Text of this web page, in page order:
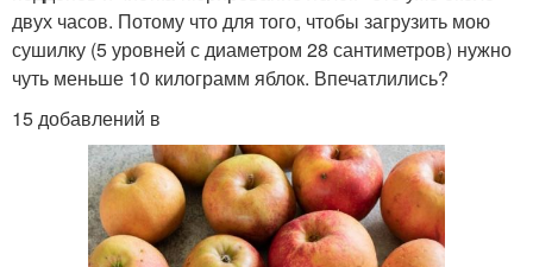
двух часов. Потому что для того, чтобы загрузить мою
сушилку (5 уровней с диаметром 28 сантиметров) нужно
чуть меньше 10 килограмм яблок. Впечатлились?
15 добавлений в